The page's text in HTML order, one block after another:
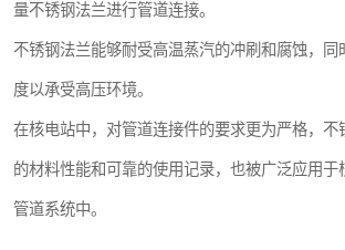
量不锈钢法兰进行管道连接。
不锈钢法兰能够耐受高温蒸汽的冲刷和腐蚀，同
度以承受高压环境。
在核电站中，对管道连接件的要求更为严格，不
的材料性能和可靠的使用记录，也被广泛应用于
管道系统中。